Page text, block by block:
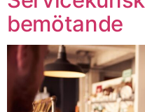
bemötande